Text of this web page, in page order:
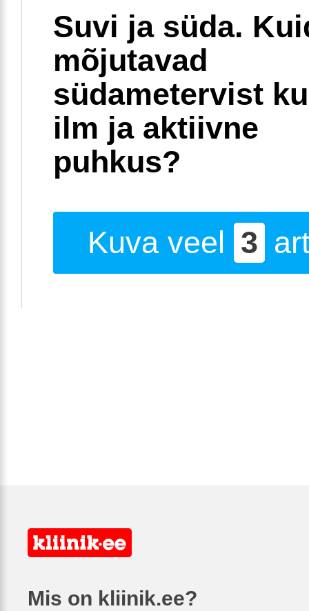
Suvi ja süda.
mõjutavad
südametervist
ilm ja aktiivne
puhkus?
Kuva veel 3
Mis on kliinik.ee?